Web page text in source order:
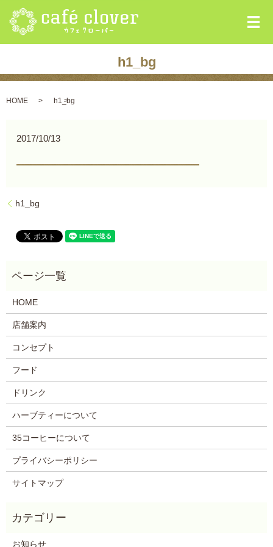
メ
h1_bg
HOME h1_bg
2017/10/13
h1_bg
HOME
店舗案内
コンセプト
フード
ドリンク
ハーブティーについて
35コーヒーについて
プライバシーポリシー
サイトマップ
お知らせ